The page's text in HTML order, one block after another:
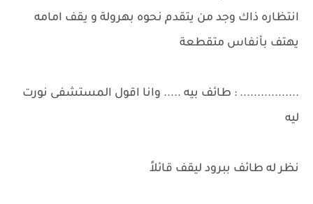
انتظاره ذاك وجد من يتقدم نحوه بهرولة و يقف امامه
يهتف بأنفاس متقطعة
................. : طائف بيه ..... وانا اقول المستشفى نورت
ليه
نظر له طائف ببرود ليقف قائلاً